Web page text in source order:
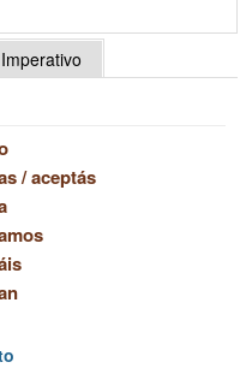
Imperativo
/aceptás